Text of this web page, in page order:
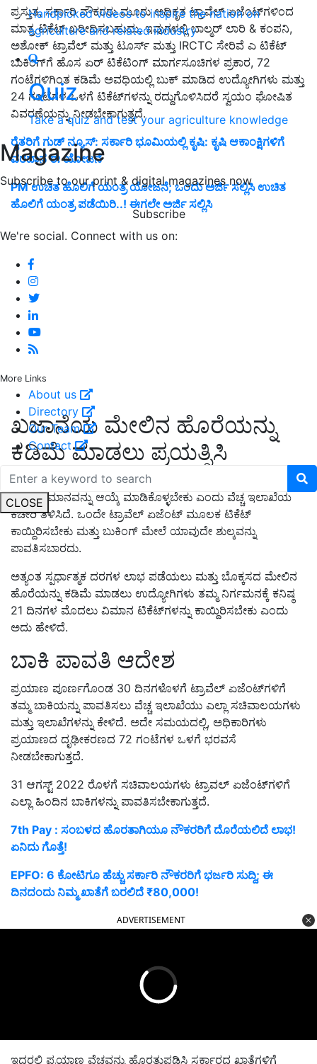
Handpicked videos to inspire the nation on
agriculture and related industry
Quiz
Take a quiz and test your agriculture knowledge
Magazine
Subscribe to our print & digital magazines now
Subscribe
We're social. Connect with us on:
More Links
About us
Directory
Our Team
Contact
CLOSE
ಪ್ರಸ್ತುತ, ಸರ್ಕಾರಿ ನೌಕರರು ಮೂರು ಅಧಿಕೃತ ಟ್ರಾವೆಲ್‌ ಏಜೆಂಟ್‌ಗಳಿಂದ
ಮಾತ್ರ ಟಿಕೆಟ್ ಖರೀದಿಸಬಹುದು, ಇವುಗಳಲ್ಲಿ ಬಾಲ್ಮರ್ ಲಾರಿ & ಕಂಪನಿ,
ಅಶೋಕ್ ಟ್ರಾವೆಲ್ ಮತ್ತು ಟೂರ್ಸ್ ಮತ್ತು IRCTC ಸೇರಿವೆ ಎ‌ ಟಿಕೆಟ್
ಬುಕಿಂಗ್‌ಗೆ ಹೊಸ ಏರ್ ಟಿಕೆಟಿಂಗ್ ಮಾರ್ಗಸೂಚಿಗಳ ಪ್ರಕಾರ, 72
ಗಂಟೆಗಳಿಗಿಂತ ಕಡಿಮೆ ಅವಧಿಯಲ್ಲಿ ಬುಕ್ ಮಾಡಿದ ಉದ್ಯೋಗಿಗಳು ಮತ್ತು
24 ಗಂಟೆಗಳ ಒಳಗೆ ಟಿಕೆಟ್‌ಗಳನ್ನು ರದ್ದುಗೊಳಿಸಿದರೆ ಸ್ವಯಂ ಘೋಷಿತ
ವಿವರಣೆಯನ್ನು ನೀಡಬೇಕಾಗುತ್ತದೆ.
ರೈತರಿಗೆ ಗುಡ್ ನ್ಯೂಸ್: ಸರ್ಕಾರಿ ಭೂಮಿಯಲ್ಲಿ ಕೃಷಿ: ಕೃಷಿ ಆಕಾಂಕ್ಷಿಗಳಿಗೆ
ವರದಾನ ಈ ಯೋಜನೆ
PM ಉಚಿತ ಹೊಲಿಗೆ ಯಂತ್ರ ಯೋಜನೆ; ಒಂದು ಅರ್ಜಿ ಸಲ್ಲಿಸಿ ಉಚಿತ
ಹೊಲಿಗೆ ಯಂತ್ರ ಪಡೆಯಿರಿ..! ಈಗಲೇ ಅರ್ಜಿ ಸಲ್ಲಿಸಿ
ಖಜಾನೆಯ ಮೇಲಿನ ಹೊರೆಯನ್ನು
ಕಡಿಮೆ ಮಾಡಲು ಪ್ರಯತ್ನಿಸಿ
ಪಿಟಿಐನ ಸುದ್ದಿ ಪ್ರಕಾರ, ಉದ್ಯೋಗಿಗಳು ತಮ್ಮ ತರಗತಿಯಲ್ಲಿ ಲಭ್ಯವಿರುವ
ಅಗ್ಗದ ವಿಮಾನವನ್ನು ಆಯ್ಕೆ ಮಾಡಿಕೊಳ್ಳಬೇಕು ಎಂದು ವೆಚ್ಚ ಇಲಾಖೆಯ
ಕಚೇರಿ ತಿಳಿಸಿದೆ. ಒಂದೇ ಟ್ರಾವೆಲ್ ಏಜೆಂಟ್ ಮೂಲಕ ಟಿಕೆಟ್
ಕಾಯ್ದಿರಿಸಬೇಕು ಮತ್ತು ಬುಕಿಂಗ್ ಮೇಲೆ ಯಾವುದೇ ಶುಲ್ಕವನ್ನು
ಪಾವತಿಸಬಾರದು.
ಅತ್ಯಂತ ಸ್ಪರ್ಧಾತ್ಮಕ ದರಗಳ ಲಾಭ ಪಡೆಯಲು ಮತ್ತು ಬೊಕ್ಕಸದ ಮೇಲಿನ
ಹೊರೆಯನ್ನು ಕಡಿಮೆ ಮಾಡಲು ಉದ್ಯೋಗಿಗಳು ತಮ್ಮ ನಿರ್ಗಮನಕ್ಕೆ ಕನಿಷ್ಠ
21 ದಿನಗಳ ಮೊದಲು ವಿಮಾನ ಟಿಕೆಟ್‌ಗಳನ್ನು ಕಾಯ್ದಿರಿಸಬೇಕು ಎಂದು
ಅದು ಹೇಳಿದೆ.
ಬಾಕಿ ಪಾವತಿ ಆದೇಶ
ಪ್ರಯಾಣ ಪೂರ್ಣಗೊಂಡ 30 ದಿನಗಳೊಳಗೆ ಟ್ರಾವೆಲ್‌ ಏಜೆಂಟ್‌ಗಳಿಗೆ
ತಮ್ಮ ಬಾಕಿಯನ್ನು ಪಾವತಿಸಲು ವೆಚ್ಚ ಇಲಾಖೆಯು ಎಲ್ಲಾ ಸಚಿವಾಲಯಗಳು
ಮತ್ತು ಇಲಾಖೆಗಳನ್ನು ಕೇಳಿದೆ. ಅದೇ ಸಮಯದಲ್ಲಿ, ಅಧಿಕಾರಿಗಳು
ಪ್ರಯಾಣದ ದೃಢೀಕರಣದ 72 ಗಂಟೆಗಳ ಒಳಗೆ ಭರವಸೆ
ನೀಡಬೇಕಾಗುತ್ತದೆ.
31 ಆಗಸ್ಟ್ 2022 ರೊಳಗೆ ಸಚಿವಾಲಯಗಳು ಟ್ರಾವಲ್ ಏಜೆಂಟ್‌ಗಳಿಗೆ
ಎಲ್ಲಾ ಹಿಂದಿನ ಬಾಕಿಗಳನ್ನು ಪಾವತಿಸಬೇಕಾಗುತ್ತದೆ.
7th Pay : ಸಂಬಳದ ಹೊರತಾಗಿಯೂ ನೌಕರರಿಗೆ ದೊರೆಯಲಿದೆ ಲಾಭ!
ಏನಿದು ಗೊತ್ತೆ!
EPFO: 6 ಕೋಟಿಗೂ ಹೆಚ್ಚು ಸರ್ಕಾರಿ ನೌಕರರಿಗೆ ಭರ್ಜರಿ ಸುದ್ದಿ; ಈ
ದಿನದಂದು ನಿಮ್ಮ ಖಾತೆಗೆ ಬರಲಿದೆ ₹80,000!
ADVERTISEMENT
ಇದರಲ್ಲಿ ಪ್ರಯಾಣ ವೆಚ್ಚವನ್ನು ಹೊರತುಪಡಿಸಿ ಸರ್ಕಾರದ ಖಾತೆಗಳಿಗೆ